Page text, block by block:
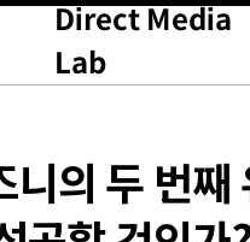
Direct Media
Lab
니의 두 번째